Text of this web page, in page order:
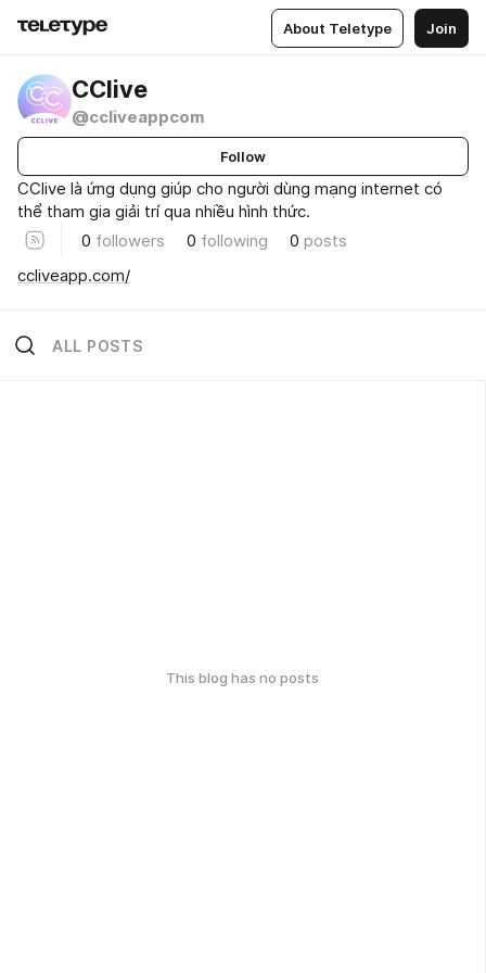
About Teletype Join
CClive
@ccliveappcom
Follow
CClive là ứng dụng giúp cho người dùng mạng internet có
thể tham gia giải trí qua nhiều hình thức.
0 followers 0 following 0 posts
ccliveapp.com/
ALL POSTS
This blog has no posts